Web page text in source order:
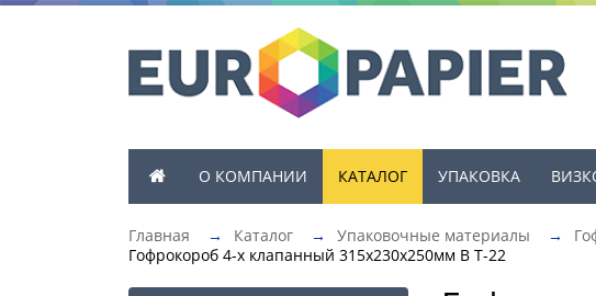
О КОМПАНИИ КАТАЛОГ УПАКОВКА
Главная → Каталог → Упаковочные материалы →
Гофрокороб 4-х клапанный 315х230х250мм В Т-22